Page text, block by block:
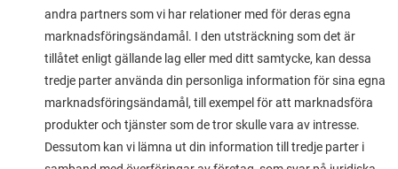
andra partners som vi har relationer med för deras egna
marknadsföringsändamål. I den utsträckning som det är
tillåtet enligt gällande lag eller med ditt samtycke, kan dessa
tredje parter använda din personliga information för sina egna
marknadsföringsändamål, till exempel för att marknadsföra
produkter och tjänster som de tror skulle vara av intresse.
Dessutom kan vi lämna ut din information till tredje parter i